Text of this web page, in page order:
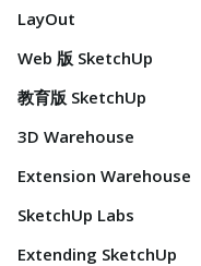
LayOut
Web 版 SketchUp
教育版 SketchUp
3D Warehouse
Extension Warehouse
SketchUp Labs
Extending SketchUp